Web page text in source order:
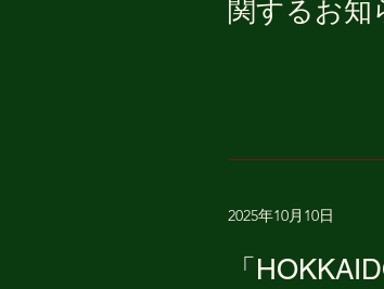
関するお知
2025年10月10日
「